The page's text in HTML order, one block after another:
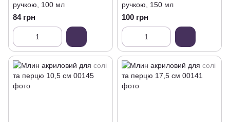
ручкою, 100 мл
84 грн
ручкою, 150 мл
100 грн